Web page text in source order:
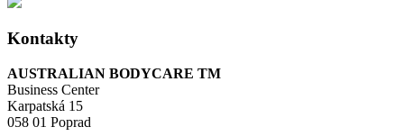
Kontakty
AUSTRALIAN BODYCARE TM
Business Center
Karpatská 15
058 01 Poprad